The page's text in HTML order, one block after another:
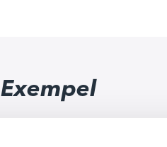
Exempel